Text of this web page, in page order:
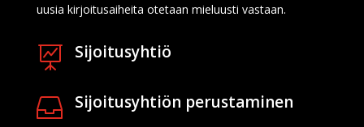
uusia kirjoitusaiheita otetaan mieluusti vastaan.
 Sijoitusyhtiö
 Sijoitusyhtiön perustaminen